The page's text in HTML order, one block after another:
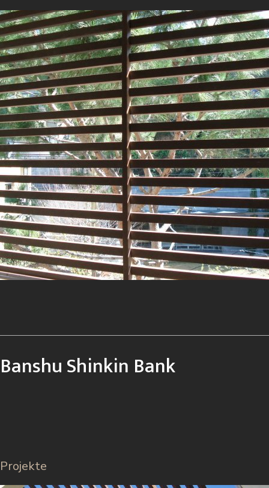
Banshu Shinkin Bank
Projekte